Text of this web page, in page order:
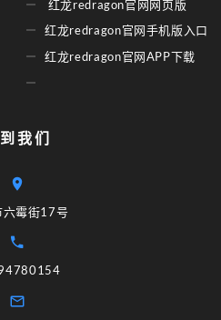
红龙redragon官网网页版
红龙redragon官网手机版入口
红龙redragon官网APP下载
我们
六霉街17号